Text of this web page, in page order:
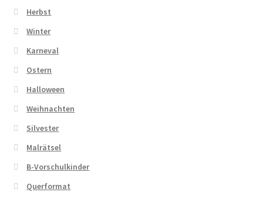
Herbst
Winter
Karneval
Ostern
Halloween
Weihnachten
Silvester
Malrätsel
B-Vorschulkinder
Querformat